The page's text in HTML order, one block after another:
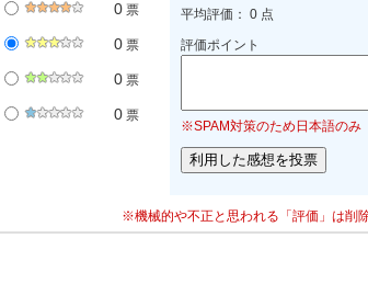
0 票
0 票
0 票
0 票
平均評価： 0 点
評価ポイント
※SPAM対策のため日本語のみ
※機械的や不正と思われる「評価」は削